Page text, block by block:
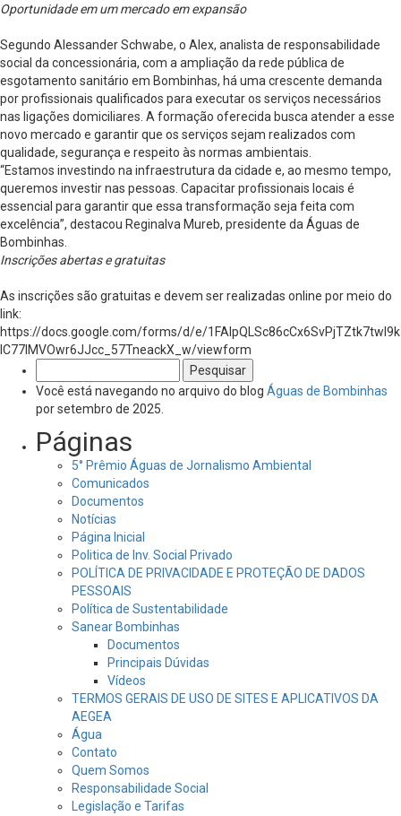
Oportunidade em um mercado em expansão
Segundo Alessander Schwabe, o Alex, analista de responsabilidade
social da concessionária, com a ampliação da rede pública de
esgotamento sanitário em Bombinhas, há uma crescente demanda
por profissionais qualificados para executar os serviços necessários
nas ligações domiciliares. A formação oferecida busca atender a esse
novo mercado e garantir que os serviços sejam realizados com
qualidade, segurança e respeito às normas ambientais.
“Estamos investindo na infraestrutura da cidade e, ao mesmo tempo,
queremos investir nas pessoas. Capacitar profissionais locais é
essencial para garantir que essa transformação seja feita com
excelência”, destacou Reginalva Mureb, presidente da Águas de
Bombinhas.
Inscrições abertas e gratuitas
As inscrições são gratuitas e devem ser realizadas online por meio do
link:
https://docs.google.com/forms/d/e/1FAIpQLSc86cCx6SvPjTZtk7twI9k
lC77lMVOwr6JJcc_57TneackX_w/viewform
por:
Você está navegando no arquivo do blog Águas de Bombinhas
por setembro de 2025.
Páginas
5° Prêmio Águas de Jornalismo Ambiental
Comunicados
Documentos
Notícias
Página Inicial
Politica de Inv. Social Privado
POLÍTICA DE PRIVACIDADE E PROTEÇÃO DE DADOS
PESSOAIS
Política de Sustentabilidade
Sanear Bombinhas
Documentos
Principais Dúvidas
Vídeos
TERMOS GERAIS DE USO DE SITES E APLICATIVOS DA
AEGEA
Água
Contato
Quem Somos
Responsabilidade Social
Legislação e Tarifas